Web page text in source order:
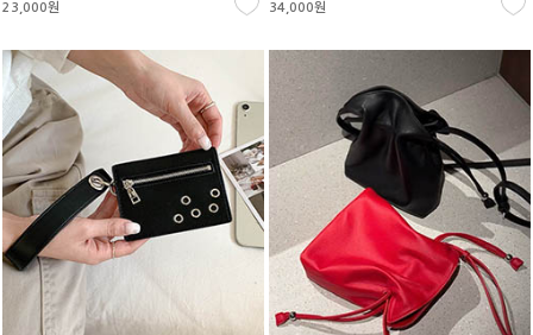
23,000원
34,000원